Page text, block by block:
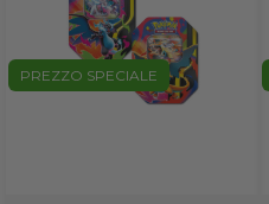
PREZZO SPECIALE